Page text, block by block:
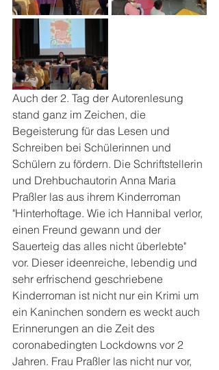
Auch der 2. Tag der Autorenlesung
stand ganz im Zeichen, die
Begeisterung für das Lesen und
Schreiben bei Schülerinnen und
Schülern zu fördern. Die Schriftstellerin
und Drehbuchautorin Anna Maria
Praßler las aus ihrem Kinderroman
"Hinterhoftage. Wie ich Hannibal verlor,
einen Freund gewann und der
Sauerteig das alles nicht überlebte"
vor. Dieser ideenreiche, lebendig und
sehr erfrischend geschriebene
Kinderroman ist nicht nur ein Krimi um
ein Kaninchen sondern es weckt auch
Erinnerungen an die Zeit des
coronabedingten Lockdowns vor 2
Jahren. Frau Praßler las nicht nur vor,